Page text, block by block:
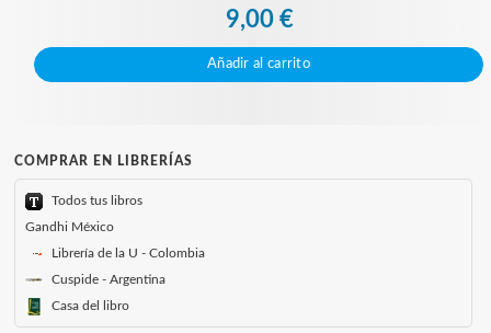
9,00 €
Añadir al carrito
COMPRAR EN LIBRERÍAS
Todos tus libros
Gandhi México
Librería de la U - Colombia
Cuspide - Argentina
Casa del libro